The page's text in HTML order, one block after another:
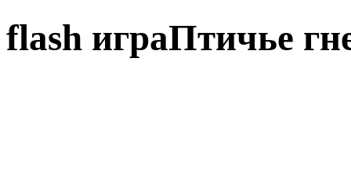
flash играПтичье